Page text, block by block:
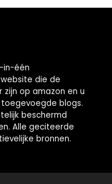
in-één
die de
op amazon en u
blogs.
beschermd
Alle geciteerde
bronnen.